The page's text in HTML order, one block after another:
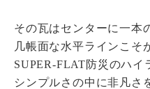
その瓦はセンターに一本
几帳面な水平ラインこそ
SUPER-FLAT防災のハイ
シンプルさの中に非凡さ